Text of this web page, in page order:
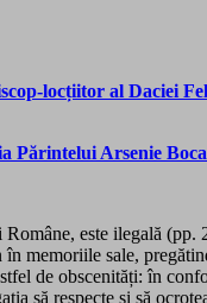
locțiitor al Daciei
Părintelui Arsenie
este ilegală (pp.
memoriile sale,
de obscenități: în
să respecte și să